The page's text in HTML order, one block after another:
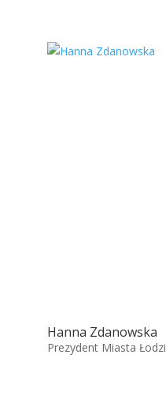
Hanna Zdanowska
Prezydent Miasta Łodzi